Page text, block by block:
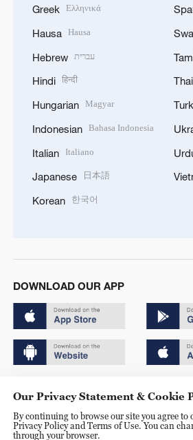
Greek Ελληνικά
Hausa Hausa
Hebrew עברית
Hindi हिन्दी
Hungarian Magyar
Indonesian Bahasa Indonesia
Italian Italiano
Japanese 日本語
Korean 한국어
Thai
DOWNLOAD OUR APP
京ICP备20000184号
京公网安备 11010502050052号
Our Privacy Statement & Cookie
By continuing to browse our site you agree to
Privacy Policy and Terms of Use. You can
through your browser.